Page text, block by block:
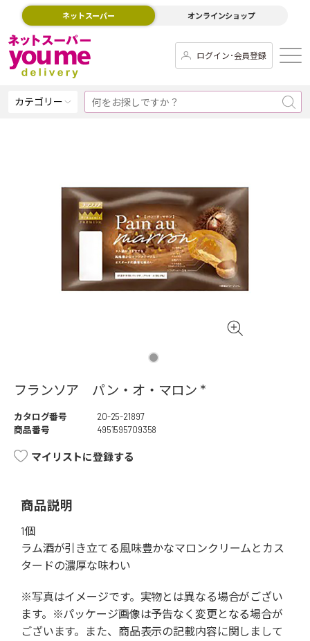
ネットスーパー オンラインショップ
ログイン･会員登録
カテゴリー
フランソア パン・オ・マロン *
カタログ番号
20-25-21897
商品番号
4951595709358
マイリストに登録する
商品説明
1個
ラム酒が引き立てる風味豊かなマロンクリームとカス
タードの濃厚な味わい
※写真はイメージです。実物とは異なる場合がござい
ます。※パッケージ画像は予告なく変更となる場合が
ございます。また、商品表示の記載内容に関しまして